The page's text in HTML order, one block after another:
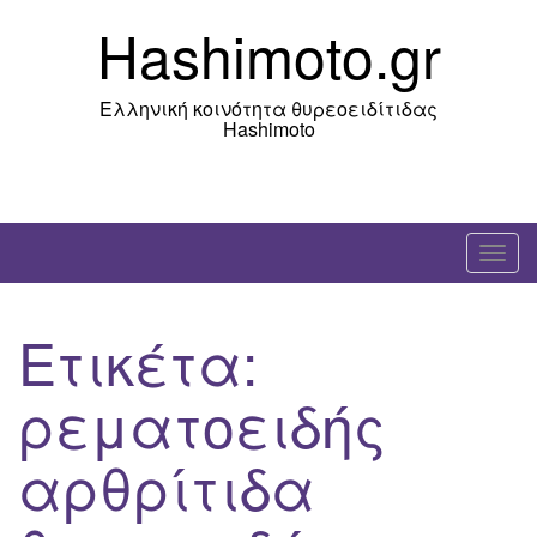
Hashimoto.gr
Ελληνική κοινότητα θυρεοειδίτιδας
Hashimoto
T
o
Ετικέτα:
ρεματοειδής
αρθρίτιδα